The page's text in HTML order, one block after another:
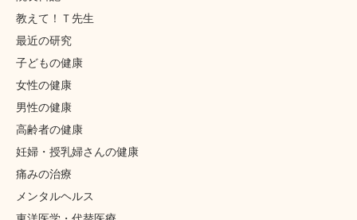
教えて！Ｔ先生
最近の研究
子どもの健康
女性の健康
男性の健康
高齢者の健康
妊婦・授乳婦さんの健康
痛みの治療
メンタルヘルス